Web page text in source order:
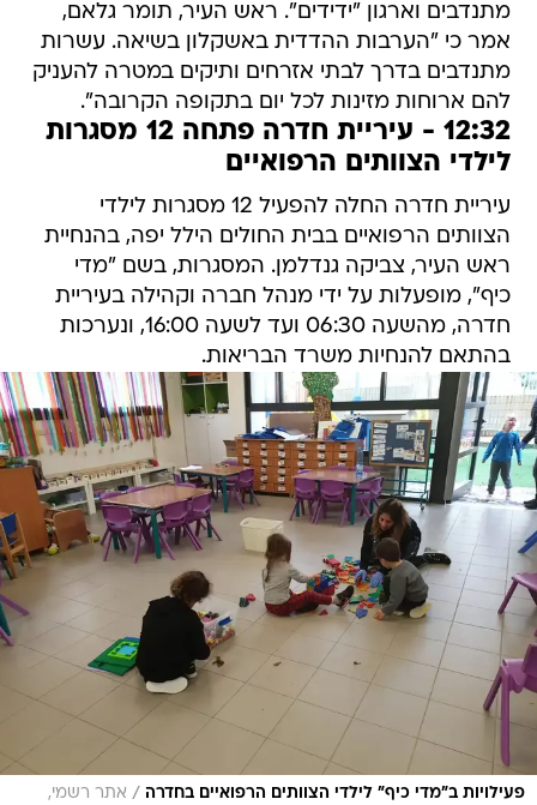
מתנדבים וארגון "ידידים". ראש העיר, תומר גלאם,
אמר כי "הערבות ההדדית באשקלון בשיאה. עשרות
מתנדבים בדרך לבתי אזרחים ותיקים במטרה להעניק
להם ארוחות מזינות לכל יום בתקופה הקרובה".
12:32 - עיריית חדרה פתחה 12 מסגרות
לילדי הצוותים הרפואיים
עיריית חדרה החלה להפעיל 12 מסגרות לילדי
הצוותים הרפואיים בבית החולים הילל יפה, בהנחיית
ראש העיר, צביקה גנדלמן. המסגרות, בשם "מדי
כיף", מופעלות על ידי מנהל חברה וקהילה בעיריית
חדרה, מהשעה 06:30 ועד לשעה 16:00, ונערכות
בהתאם להנחיות משרד הבריאות.
פעילויות ב"מדי כיף" לילדי הצוותים הרפואיים בחדרה / אתר רשמי,